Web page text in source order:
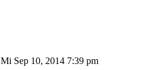
Mi Sep 10, 2014 7:39 pm